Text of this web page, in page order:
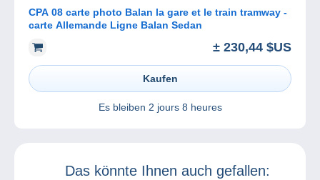
CPA 08 carte photo Balan la gare et le train tramway -
carte Allemande Ligne Balan Sedan
± 230,44 $US
Kaufen
Es bleiben 2 jours 8 heures
Das könnte Ihnen auch gefallen: